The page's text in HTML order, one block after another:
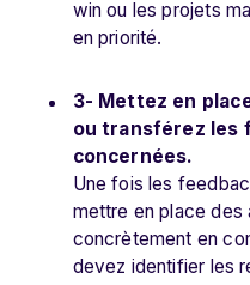
win ou les projets
en priorité.
3- Mettez en
ou transférez les
concernées.
Une fois les
mettre en place des
concrètement en
devez identifier les